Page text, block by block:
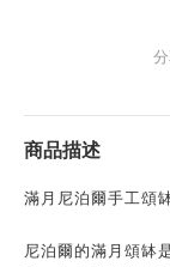
商品描述
滿月尼泊爾手工頌
尼泊爾的滿月頌缽